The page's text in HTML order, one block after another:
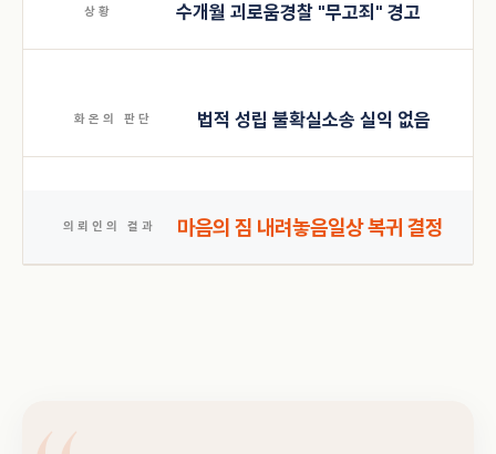
상황 수개월 괴로움경찰 "무고죄" 경고
화온의 판단 법적 성립 불확실소송 실익 없음
의뢰인의 결과 마음의 짐 내려놓음일상 복귀 결정